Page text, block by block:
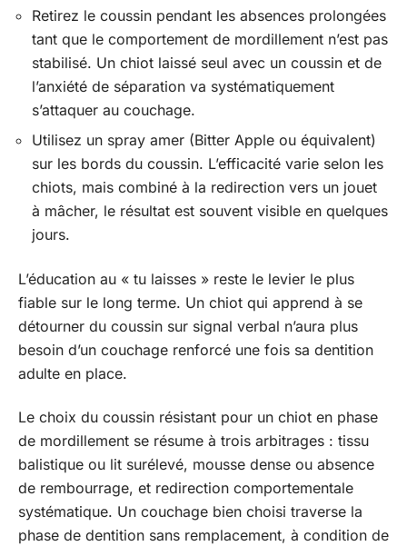
Retirez le coussin pendant les absences prolongées
tant que le comportement de mordillement n’est pas
stabilisé. Un chiot laissé seul avec un coussin et de
l’anxiété de séparation va systématiquement
s’attaquer au couchage.
Utilisez un spray amer (Bitter Apple ou équivalent)
sur les bords du coussin. L’efficacité varie selon les
chiots, mais combiné à la redirection vers un jouet
à mâcher, le résultat est souvent visible en quelques
jours.
L’éducation au « tu laisses » reste le levier le plus
fiable sur le long terme. Un chiot qui apprend à se
détourner du coussin sur signal verbal n’aura plus
besoin d’un couchage renforcé une fois sa dentition
adulte en place.
Le choix du coussin résistant pour un chiot en phase
de mordillement se résume à trois arbitrages : tissu
balistique ou lit surélevé, mousse dense ou absence
de rembourrage, et redirection comportementale
systématique. Un couchage bien choisi traverse la
phase de dentition sans remplacement, à condition de